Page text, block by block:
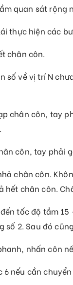
quan sát rộng
thực hiện các
chân côn.
số về vị trí N
chân côn, tay
côn, tay phải
chân côn.
hết chân côn.
tốc độ tầm
số 2. Sau đó
nhấn côn
nếu cần